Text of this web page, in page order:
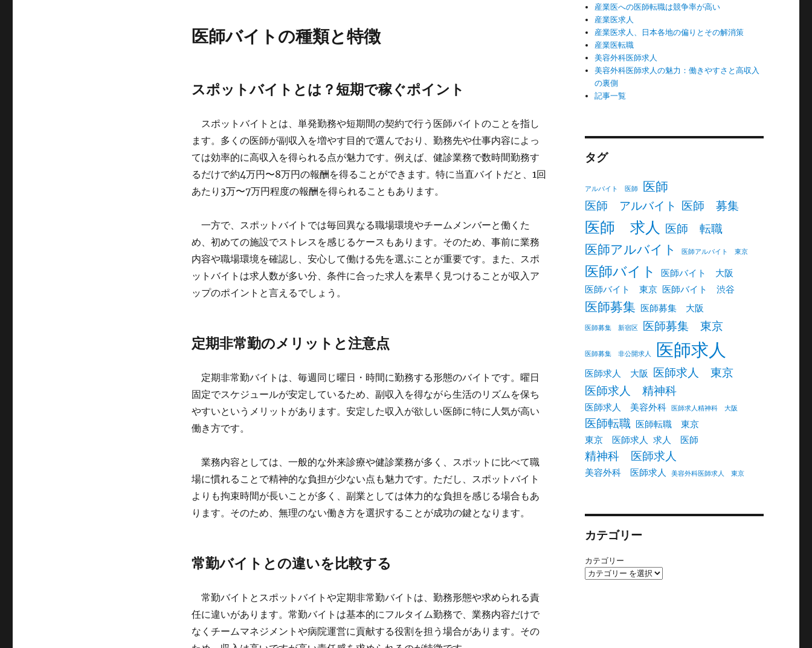
医師バイトの種類と特徴
スポットバイトとは？短期で稼ぐポイント
スポットバイトとは、単発勤務や短期間の契約で行う医師バイトのことを指し
ます。多くの医師が副収入を増やす目的で選んでおり、勤務先や仕事内容によっ
ては効率的に高収入を得られる点が魅力です。例えば、健診業務で数時間勤務す
るだけで約4万円〜8万円の報酬を得ることができます。特に当直バイトだと、1回
あたり3万〜7万円程度の報酬を得られることもあります。
一方で、スポットバイトでは毎回異なる職場環境やチームメンバーと働くた
め、初めての施設でストレスを感じるケースもあります。そのため、事前に業務
内容や職場環境を確認し、安心して働ける先を選ぶことが重要です。また、スポ
ットバイトは求人数が多い分、条件に合った求人を素早く見つけることが収入ア
ップのポイントと言えるでしょう。
定期非常勤のメリットと注意点
定期非常勤バイトは、毎週同じ曜日・時間に勤務する形態のバイトです。曜日
固定でスケジュールが安定しているため、副収入を得ながら生活のリズムを保ち
やすいというメリットがあります。安定した収入が欲しい医師に特に人気が高い
働き方です。
業務内容としては、一般的な外来診療や健診業務が多く、スポットに比べて職
場に慣れることで精神的な負担が少ない点も魅力です。ただし、スポットバイト
よりも拘束時間が長いことが多く、副業としては体力的な負担を感じる場合もあ
ります。そのため、無理のない働き方を選択することが成功の鍵となります。
常勤バイトとの違いを比較する
常勤バイトとスポットバイトや定期非常勤バイトは、勤務形態や求められる責
任に違いがあります。常勤バイトは基本的にフルタイム勤務で、業務内容だけで
なくチームマネジメントや病院運営に貢献する役割を担う場合があります。その
産業医への医師転職は競争率が高い
産業医求人
産業医求人、日本各地の偏りとその解消策
産業医転職
美容外科医師求人
美容外科医師求人の魅力：働きやすさと高収入
の裏側
記事一覧
タグ
アルバイト 医師 医師
医師 アルバイト 医師 募集
医師 求人 医師 転職
医師アルバイト 医師アルバイト 東京
医師バイト
医師バイト 大阪
医師バイト 東京 医師バイト 渋谷
医師募集 医師募集 大阪
医師募集 新宿区 医師募集 東京
医師募集 非公開求人 医師求人
医師求人 大阪 医師求人 東京
医師求人 精神科
医師求人 美容外科 医師求人精神科 大阪
医師転職 医師転職 東京
東京 医師求人 求人 医師
精神科 医師求人
美容外科 医師求人 美容外科医師求人 東京
カテゴリー
カテゴリー